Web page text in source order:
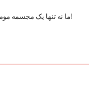
ما نه تنها یک مجسمه مومی خلق می‌کنیم، بلکه نوعی فرهنگ را نیز رواج می‌دهیم!